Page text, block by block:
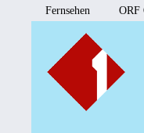
Fernsehen ORF